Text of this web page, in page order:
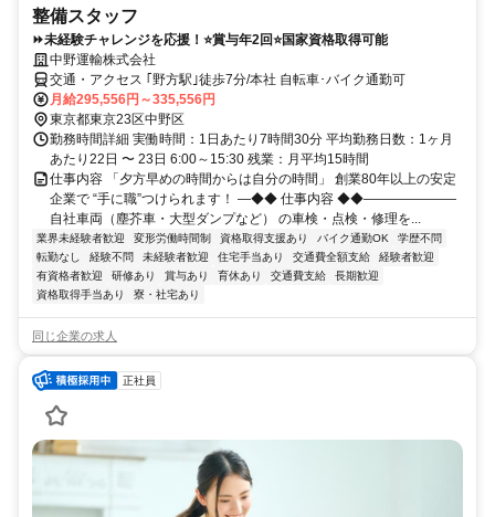
整備スタッフ
⏩未経験チャレンジを応援！⭐賞与年2回⭐国家資格取得可能
中野運輸株式会社
交通・アクセス ｢野方駅｣徒歩7分/本社 自転車･バイク通勤可
月給295,556円～335,556円
東京都東京23区中野区
勤務時間詳細 実働時間：1日あたり7時間30分 平均勤務日数：1ヶ月
あたり22日 〜 23日 6:00～15:30 残業：月平均15時間
仕事内容 「夕方早めの時間からは自分の時間」 創業80年以上の安定
企業で “手に職”つけられます！ ―◆◆ 仕事内容 ◆◆―――――――
自社車両（塵芥車・大型ダンプなど） の車検・点検・修理を...
業界未経験者歓迎 変形労働時間制 資格取得支援あり バイク通勤OK
学歴不問
転勤なし
経験不問 未経験者歓迎 住宅手当あり 交通費全額支給
経験者歓迎
有資格者歓迎
研修あり 賞与あり 育休あり 交通費支給
長期歓迎
資格取得手当あり
寮・社宅あり
同じ企業の求人
正社員